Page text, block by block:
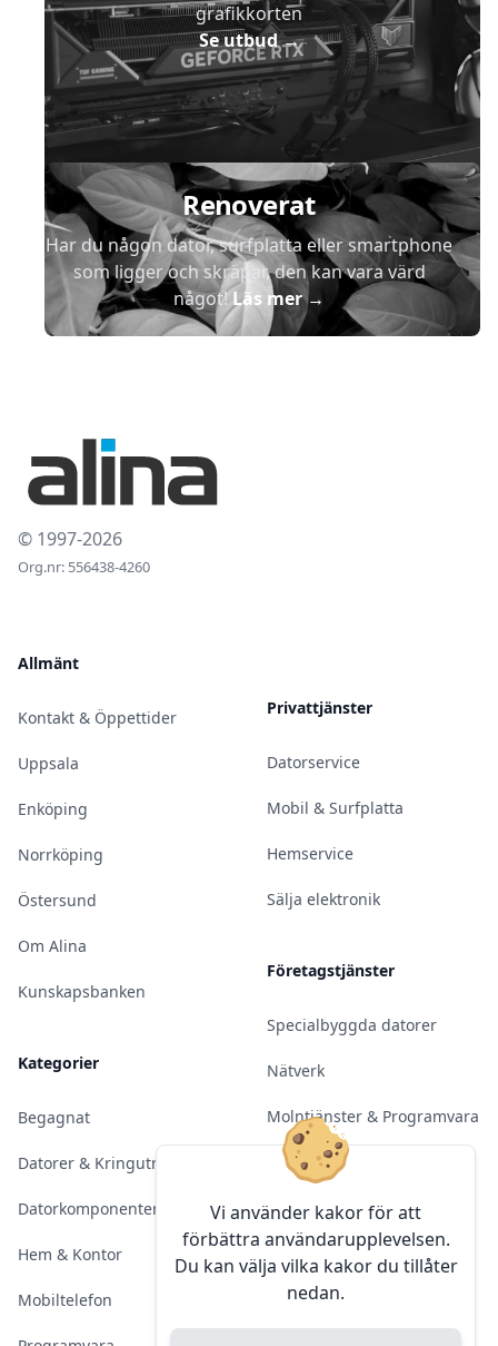
Vi använder kakor för att
förbättra användarupplevelsen.
Du kan välja vilka kakor du tillåter
nedan.
grafikkorten
Se utbud→
Renoverat
Har du någon dator, surfplatta eller smartphone
som ligger och skräpar, den kan vara värd
något!Läs mer→
© 1997-2026
Org.nr: 556438-4260
Allmänt
Kontakt & Öppettider
Uppsala
Enköping
Norrköping
Östersund
Om Alina
Kunskapsbanken
Kategorier
Begagnat
Datorer & Kringutrustning
Datorkomponenter
Hem & Kontor
Mobiltelefon
Privattjänster
Datorservice
Mobil & Surfplatta
Hemservice
Sälja elektronik
Företagstjänster
Specialbyggda datorer
Nätverk
Molntjänster & Programvara
Server & Backup
Kameraövervakning
Konferens & Public Display
Sälja elektronik